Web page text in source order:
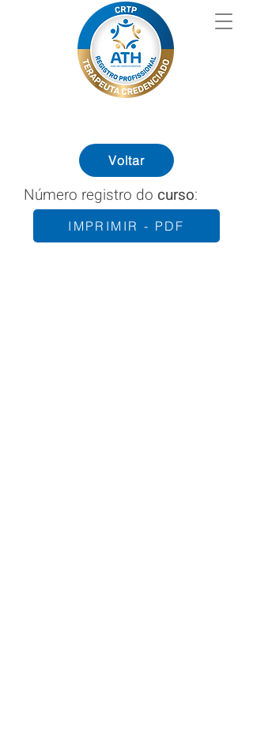
Voltar
Número registro do curso:
IMPRIMIR - PDF